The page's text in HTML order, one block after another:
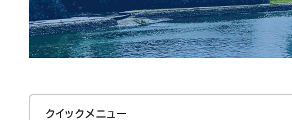
クイックメニュー